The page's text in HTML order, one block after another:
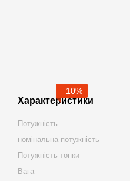
−10%
Характеристики
Потужність
номінальна потужність
Потужність топки
Вага